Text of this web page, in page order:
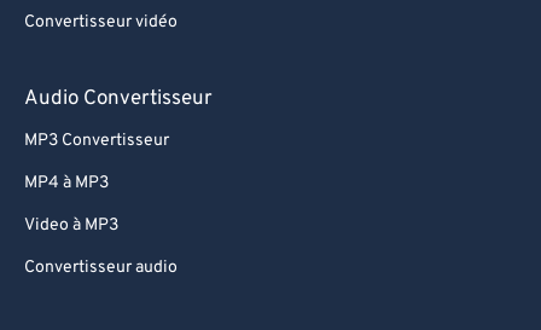
Convertisseur vidéo
Audio Convertisseur
MP3 Convertisseur
MP4 à MP3
Video à MP3
Convertisseur audio